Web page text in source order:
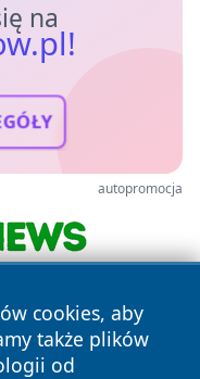
na
autopromocja
cookies, aby
także plików
od